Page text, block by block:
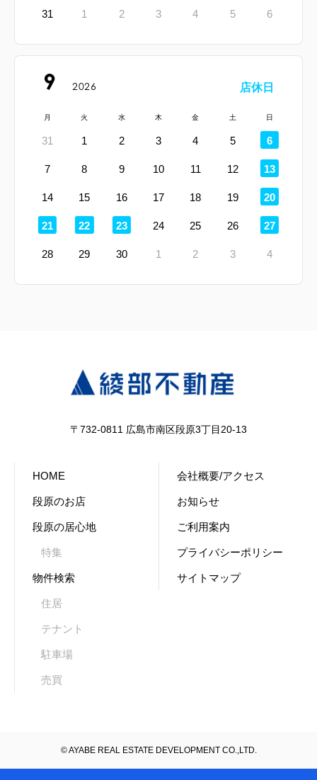
31 1 2 3 4 5 6
9 2026 店休日
月 火 水 木 金 土 日
31 1 2 3 4 5 6
定
休
日
7 8 9 10 11 12 13
定
休
日
14 15 16 17 18 19 20
定
休
日
21
定
休
日
22
定
休
日
23
定
休
日
24 25 26 27
定
休
日
28 29 30 1 2 3 4
〒732-0811 広島市南区段原3丁目20-13
HOME
段原のお店
段原の居心地
特集
物件検索
住居
テナント
駐車場
売買
会社概要/アクセス
お知らせ
ご利用案内
プライバシーポリシー
サイトマップ
© AYABE REAL ESTATE DEVELOPMENT CO.,LTD.